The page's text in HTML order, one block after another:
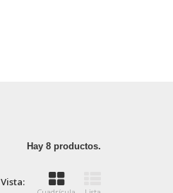
Hay 8 productos.
Vista: